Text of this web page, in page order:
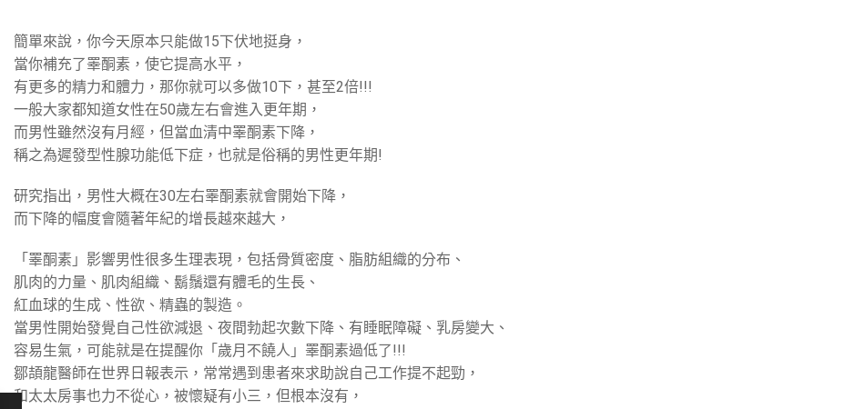
簡單來說，你今天原本只能做15下伏地挺身，
當你補充了睪酮素，使它提高水平，
有更多的精力和體力，那你就可以多做10下，甚至2倍!!!
一般大家都知道女性在50歲左右會進入更年期，
而男性雖然沒有月經，但當血清中睪酮素下降，
稱之為遲發型性腺功能低下症，也就是俗稱的男性更年期!
研究指出，男性大概在30左右睪酮素就會開始下降，
而下降的幅度會隨著年紀的增長越來越大，
「睪酮素」影響男性很多生理表現，包括骨質密度、脂肪組織的分布、
肌肉的力量、肌肉組織、鬍鬚還有體毛的生長、
紅血球的生成、性欲、精蟲的製造。
當男性開始發覺自己性欲減退、夜間勃起次數下降、有睡眠障礙、乳房變大、
容易生氣，可能就是在提醒你「歲月不饒人」睪酮素過低了!!!
鄒頡龍醫師在世界日報表示，常常遇到患者來求助說自己工作提不起勁，
和太太房事也力不從心，被懷疑有小三，但根本沒有，